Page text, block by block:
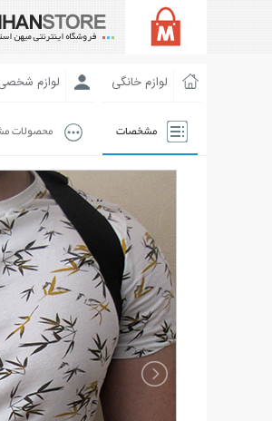
لوازم خانگی لوازم
مشخصات محصولات